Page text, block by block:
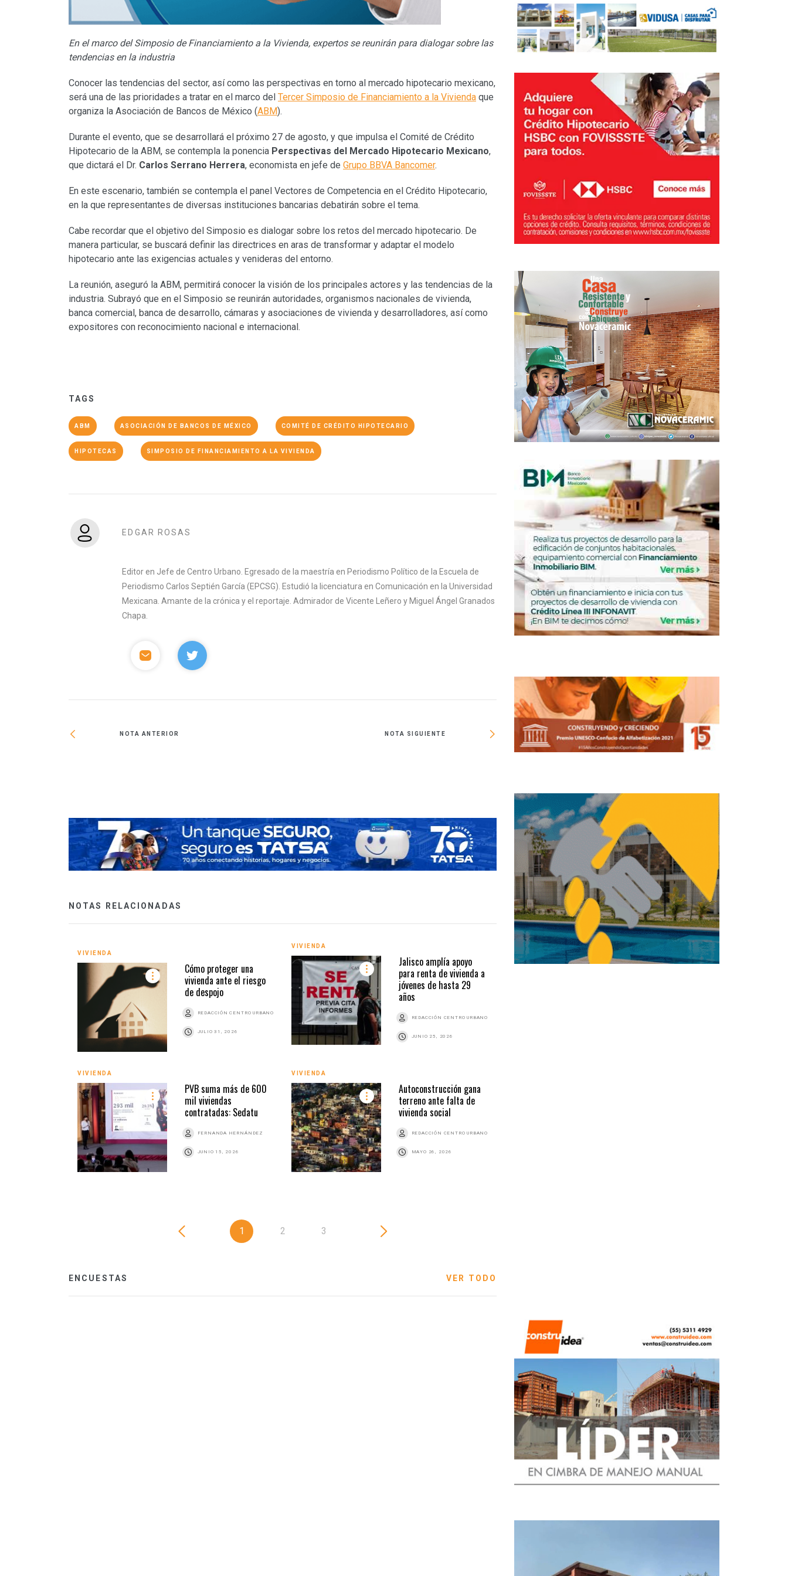
En el marco del Simposio de Financiamiento a la Vivienda, expertos se reunirán para dialogar sobre las
tendencias en la industria
Conocer las tendencias del sector, así como las perspectivas en torno al mercado hipotecario mexicano,
será una de las prioridades a tratar en el marco del Tercer Simposio de Financiamiento a la Vivienda que
organiza la Asociación de Bancos de México (ABM).
Durante el evento, que se desarrollará el próximo 27 de agosto, y que impulsa el Comité de Crédito
Hipotecario de la ABM, se contempla la ponencia Perspectivas del Mercado Hipotecario Mexicano,
que dictará el Dr. Carlos Serrano Herrera, economista en jefe de Grupo BBVA Bancomer.
En este escenario, también se contempla el panel Vectores de Competencia en el Crédito Hipotecario,
en la que representantes de diversas instituciones bancarias debatirán sobre el tema.
Cabe recordar que el objetivo del Simposio es dialogar sobre los retos del mercado hipotecario. De
manera particular, se buscará definir las directrices en aras de transformar y adaptar el modelo
hipotecario ante las exigencias actuales y venideras del entorno.
La reunión, aseguró la ABM, permitirá conocer la visión de los principales actores y las tendencias de la
industria. Subrayó que en el Simposio se reunirán autoridades, organismos nacionales de vivienda,
banca comercial, banca de desarrollo, cámaras y asociaciones de vivienda y desarrolladores, así como
expositores con reconocimiento nacional e internacional.
TAGS
ABM ASOCIACIÓN DE BANCOS DE MÉXICO COMITÉ DE CRÉDITO HIPOTECARIO
HIPOTECAS SIMPOSIO DE FINANCIAMIENTO A LA VIVIENDA
EDGAR ROSAS
Editor en Jefe de Centro Urbano. Egresado de la maestría en Periodismo Político de la Escuela de
Periodismo Carlos Septién García (EPCSG). Estudió la licenciatura en Comunicación en la Universidad
Mexicana. Amante de la crónica y el reportaje. Admirador de Vicente Leñero y Miguel Ángel Granados
Chapa.
NOTA ANTERIOR NOTA SIGUIENTE
NOTAS RELACIONADAS
VIVIENDA
Cómo proteger una
vivienda ante el riesgo
de despojo
REDACCIÓN CENTRO URBANO
JULIO 31, 2026
VIVIENDA
Jalisco amplía apoyo
para renta de vivienda a
jóvenes de hasta 29
años
REDACCIÓN CENTRO URBANO
JUNIO 25, 2026
VIVIENDA
PVB suma más de 600
mil viviendas
contratadas: Sedatu
FERNANDA HERNÁNDEZ
JUNIO 15, 2026
VIVIENDA
Autoconstrucción gana
terreno ante falta de
vivienda social
REDACCIÓN CENTRO URBANO
MAYO 26, 2026
DESDE LA CASA
Ley de Rentas:
1 2 3
ENCUESTAS VER TODO